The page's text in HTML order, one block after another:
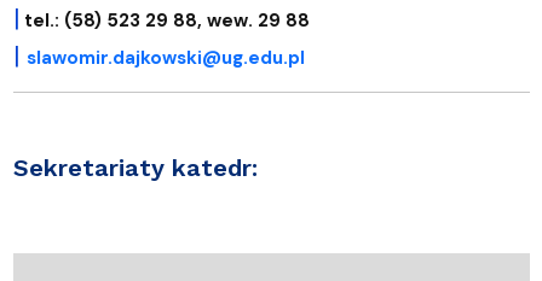
| tel.: (58) 523 29 88, wew. 29 88
| slawomir.dajkowski@ug.edu.pl
Sekretariaty katedr: